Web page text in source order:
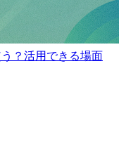
？活用できる場面